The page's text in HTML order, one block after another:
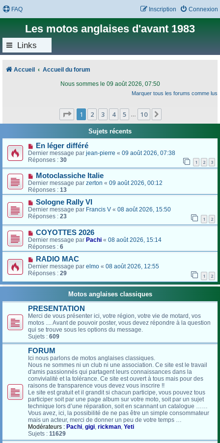
FAQ Connexion
Inscription
Les motos anglaises d'avant 1983
Links
Accueil Accueil du forum
Nous sommes le 09 août 2026, 07:50
Marquer tous les forums comme lus
Page 1sur
1 2 3 4 5 10
Sujets récents
En léger différé
Dernier message par jean-pierre « 09 août 2026, 07:38
Réponses : 30 1 2 3
Motoclassiche Italie
Dernier message par zerton « 09 août 2026, 00:12
Réponses : 13
Sologne Rally VI
Dernier message par Francis V « 08 août 2026, 15:50
Réponses : 23 1 2
COYOTTES 2026
Dernier message par Pachi « 08 août 2026, 15:14
Réponses : 6
RADIO MAC
Dernier message par elmo « 08 août 2026, 12:55
Réponses : 29 1 2
Motos anglaises classiques
PRESENTATION
Merci de vous présenter ici, votre région, votre vie de motard, vos
motos .... Avant de pouvoir poster, vous devez répondre à la question
qui se trouve sous les options du message.
Sujets : 609
FORUM
Ici nous parlons de motos anglaises classiques.
Nous ne sommes ni un club ni une association. Ce site est le travail
d'amis passionnés qui partagent leurs connaissances dans la
convivialité et la tolérance. Ce site est ouvert à tous mais pour des
raisons de transparence vous devez vous inscrire !!
Le site est gratuit et il grandit si chacun participe, vous pouvez tous
participer soit par une page album sur votre moto, soit par un sujet
technique lors d’une réparation, soit en scannant un catalogue ……
Vous avez, ici, la possibilité de ne pas être un simple consommateur
mais un acteur, merci de donner un peu de votre temps …
Modérateurs : Pachi, gigi, rickman, Yeti
Sujets : 11629